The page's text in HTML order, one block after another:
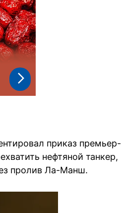
приказ премьер-
нефтяной танкер,
пролив Ла-Манш.